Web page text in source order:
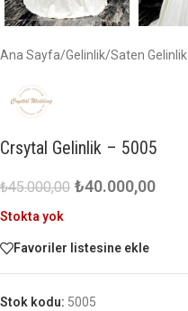
Ana Sayfa/Gelinlik/Saten Gelinlik
Crsytal Gelinlik – 5005
₺45.000,00 ₺40.000,00
Stokta yok
Favoriler listesine ekle
Stok kodu: 5005